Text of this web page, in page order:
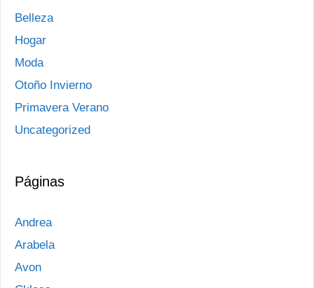
Belleza
Hogar
Moda
Otoño Invierno
Primavera Verano
Uncategorized
Páginas
Andrea
Arabela
Avon